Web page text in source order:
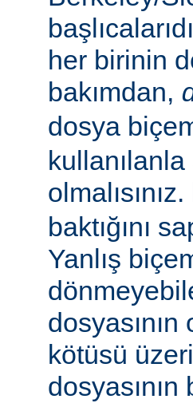
her birinin
bakımdan,
dosya
olmalısınız.
baktığını
Yanlış
kötüsü
dosyasının